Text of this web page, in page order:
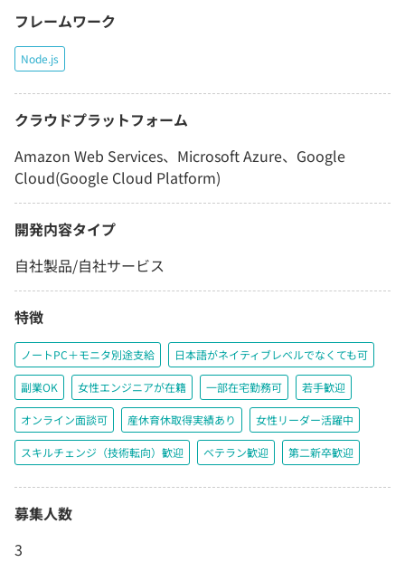
フレームワーク
Node.js
クラウドプラットフォーム
Amazon Web Services、Microsoft Azure、Google
Cloud(Google Cloud Platform)
開発内容タイプ
自社製品/自社サービス
特徴
ノートPC＋モニタ別途支給 日本語がネイティブレベルでなくても可
副業OK 女性エンジニアが在籍 一部在宅勤務可 若手歓迎
オンライン面談可 産休育休取得実績あり 女性リーダー活躍中
スキルチェンジ（技術転向）歓迎 ベテラン歓迎 第二新卒歓迎
募集人数
3